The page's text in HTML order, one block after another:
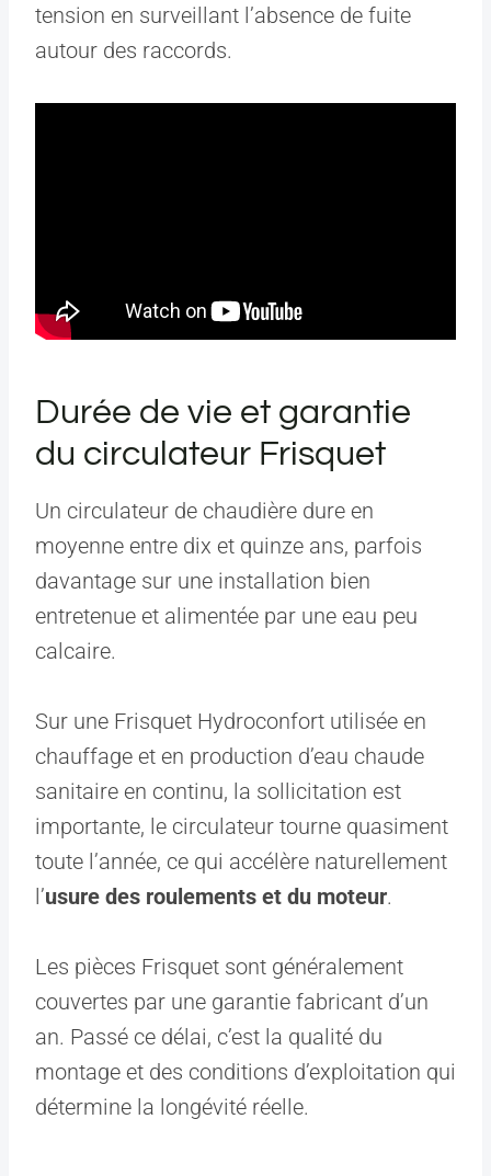
tension en surveillant l’absence de fuite
autour des raccords.
Durée de vie et garantie
du circulateur Frisquet
Un circulateur de chaudière dure en
moyenne entre dix et quinze ans, parfois
davantage sur une installation bien
entretenue et alimentée par une eau peu
calcaire.
Sur une Frisquet Hydroconfort utilisée en
chauffage et en production d’eau chaude
sanitaire en continu, la sollicitation est
importante, le circulateur tourne quasiment
toute l’année, ce qui accélère naturellement
l’usure des roulements et du moteur.
Les pièces Frisquet sont généralement
couvertes par une garantie fabricant d’un
an. Passé ce délai, c’est la qualité du
montage et des conditions d’exploitation qui
détermine la longévité réelle.